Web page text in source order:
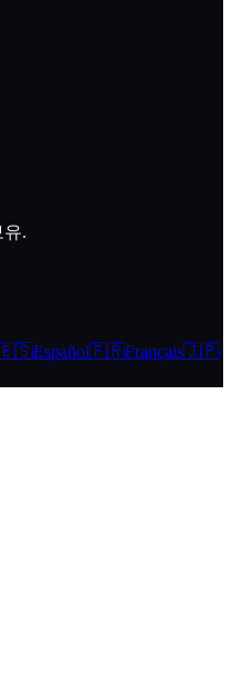
유.
Español🇫🇷Français🇯🇵